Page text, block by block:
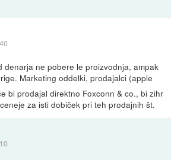
denarja ne pobere le proizvodnja, ampak
Marketing oddelki, prodajalci (apple
bi prodajal direktno Foxconn & co., bi zihr
za isti dobiček pri teh prodajnih št.